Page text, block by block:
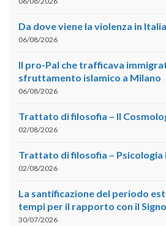
Da dove viene la violenza in
06/08/2026
Il pro-Pal che trafficava
sfruttamento islamico a Milano
06/08/2026
Trattato di filosofia – II
02/08/2026
Trattato di filosofia – Psicologia
02/08/2026
La santificazione del periodo
tempi per il rapporto con il
30/07/2026